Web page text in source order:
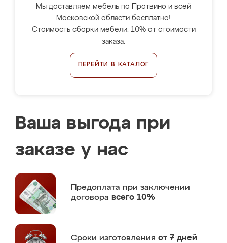
Мы доставляем мебель по Протвино и всей
Московской области бесплатно!
Стоимость сборки мебели: 10% от стоимости
заказа.
ПЕРЕЙТИ В КАТАЛОГ
Ваша выгода при
заказе у нас
Предоплата при заключении
договора всего 10%
Сроки изготовления от 7 дней